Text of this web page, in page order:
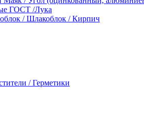
ГОСТ /Лука
/ Шлакоблок / Кирпич
/ Герметики